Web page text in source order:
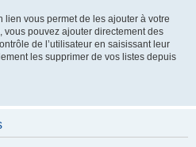
lien vous permet de les ajouter à votre
vous pouvez ajouter directement des
de l’utilisateur en saisissant leur
les supprimer de vos listes depuis